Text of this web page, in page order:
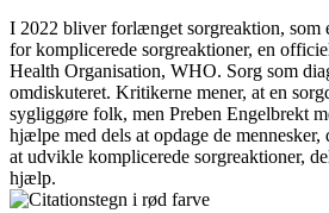
I 2022 bliver forlænget sorgreaktion, som
for komplicerede sorgreaktioner, en
Health Organisation, WHO. Sorg som
omdiskuteret. Kritikerne mener, at en
sygliggøre folk, men Preben Engelbrekt
hjælpe med dels at opdage de
at udvikle komplicerede sorgreaktioner,
hjælp.